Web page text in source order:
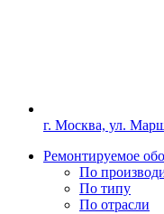
г. Москва, ул.
Ремонтируемое
По
По типу
По отрасли